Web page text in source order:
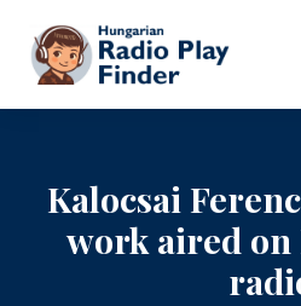
To contents
Kalocsai
work aired